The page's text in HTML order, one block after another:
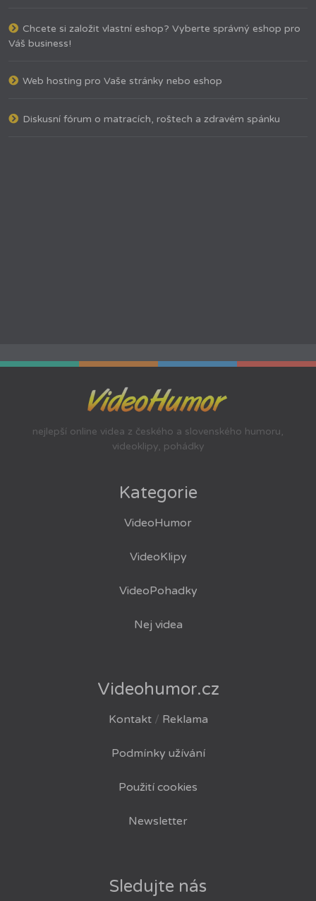
Chcete si založit vlastní eshop? Vyberte správný eshop pro
Váš business!
Web hosting pro Vaše stránky nebo eshop
Diskusní fórum o matracích, roštech a zdravém spánku
nejlepší online videa z českého a slovenského humoru,
videoklipy, pohádky
Kategorie
VideoHumor
VideoKlipy
VideoPohadky
Nej videa
Videohumor.cz
Kontakt/ Reklama
Podmínky užívání
Použití cookies
Newsletter
Sledujte nás